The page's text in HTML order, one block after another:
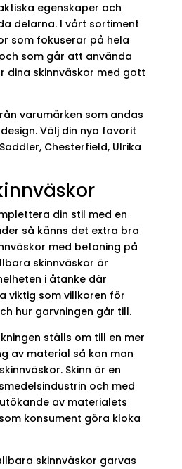
egenskaper och
delarna. I vårt sortiment
som fokuserar på hela
som går att använda
dina skinnväskor med gott
varumärken som andas
Välj din nya favorit
Chesterfield, Ulrika
din stil med en
så känns det extra bra
med betoning på
skinnväskor är
i åtanke där
viktig som villkoren för
hur garvningen går till.
ställs om till en mer
av material så kan man
Skinn är en
och med
av materialets
konsument göra kloka
skinnväskor garvas